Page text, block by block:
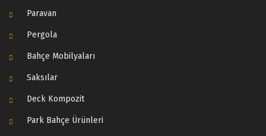
Paravan
Pergola
Bahçe Mobilyaları
Saksılar
Deck Kompozit
Park Bahçe Ürünleri